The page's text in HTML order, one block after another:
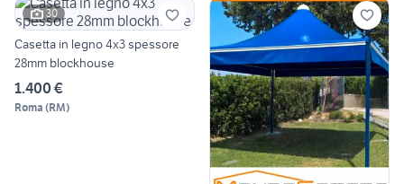
30
Casetta in legno 4x3 spessore
28mm blockhouse
1.400 €
Roma (RM)